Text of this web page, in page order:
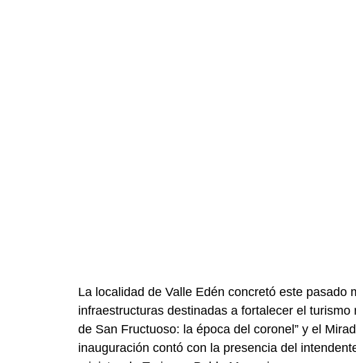
La localidad de Valle Edén concretó este pasado
infraestructuras destinadas a fortalecer el
de San Fructuoso: la época del coronel” y el
inauguración contó con la presencia del